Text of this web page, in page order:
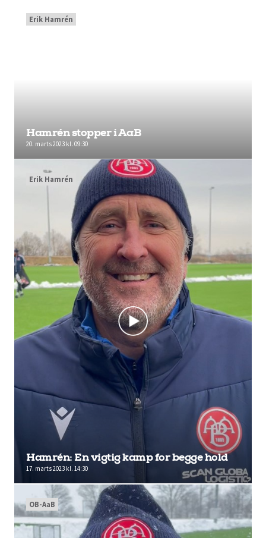
Hamrén stopper i AaB
20. marts 2023 kl. 09:30
Erik Hamrén
Hamrén: En vigtig kamp for begge hold
17. marts 2023 kl. 14:30
Erik Hamrén
OB-AaB